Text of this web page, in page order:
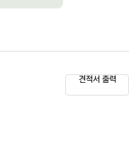
견적서 출력